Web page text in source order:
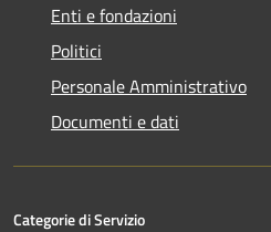
Enti e fondazioni
Politici
Personale Amministrativo
Documenti e dati
Categorie di Servizio